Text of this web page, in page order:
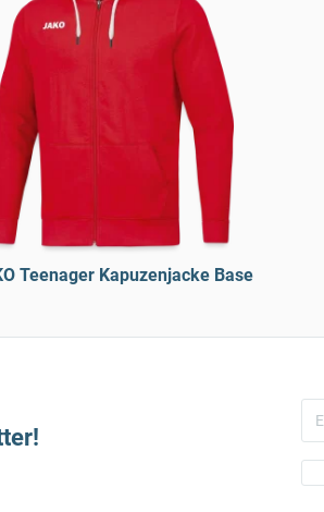
Teenager Kapuzenjacke Base